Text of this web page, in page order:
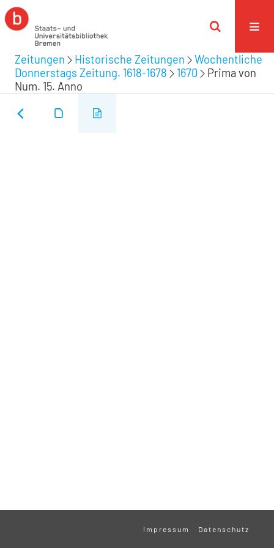
Zeitungen Historische Zeitungen
Wochentliche
Donnerstags Zeitung. 1618-1678
1670
Prima von
Num. 15. Anno
Impressum Datenschutz